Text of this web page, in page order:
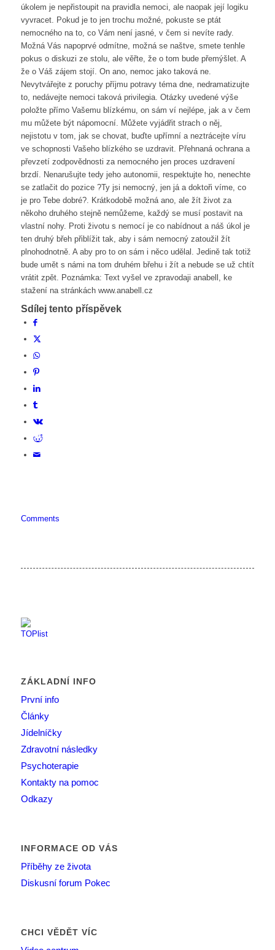
úkolem je nepřistoupit na pravidla nemoci, ale naopak její logiku
vyvracet. Pokud je to jen trochu možné, pokuste se ptát
nemocného na to, co Vám není jasné, v čem si nevíte rady.
Možná Vás napoprvé odmítne, možná se naštve, smete tenhle
pokus o diskuzi ze stolu, ale věřte, že o tom bude přemýšlet. A
že o Váš zájem stojí. On ano, nemoc jako taková ne.
Nevytvářejte z poruchy příjmu potravy téma dne, nedramatizujte
to, nedávejte nemoci taková privilegia. Otázky uvedené výše
položte přímo Vašemu blízkému, on sám ví nejlépe, jak a v čem
mu můžete být nápomocní. Můžete vyjádřit strach o něj,
nejistotu v tom, jak se chovat, buďte upřímní a neztrácejte víru
ve schopnosti Vašeho blízkého se uzdravit. Přehnaná ochrana a
převzetí zodpovědnosti za nemocného jen proces uzdravení
brzdí. Nenarušujte tedy jeho autonomii, respektujte ho, nenechte
se zatlačit do pozice ?Ty jsi nemocný, jen já a doktoři víme, co
je pro Tebe dobré?. Krátkodobě možná ano, ale žít život za
někoho druhého stejně nemůžeme, každý se musí postavit na
vlastní nohy. Proti životu s nemocí je co nabídnout a náš úkol je
ten druhý břeh přiblížit tak, aby i sám nemocný zatoužil žít
plnohodnotně. A aby pro to on sám i něco udělal. Jedině tak totiž
bude umět s námi na tom druhém břehu i žít a nebude se už chtít
vrátit zpět. Poznámka: Text vyšel ve zpravodaji anabell, ke
stažení na stránkách www.anabell.cz
Sdílej tento příspěvek
Comments
ZÁKLADNÍ INFO
První info
Články
Jídelníčky
Zdravotní následky
Psychoterapie
Kontakty na pomoc
Odkazy
INFORMACE OD VÁS
Příběhy ze života
Diskusní forum Pokec
CHCI VĚDĚT VÍC